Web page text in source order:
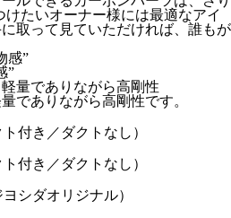
けたいオーナー様には最適なアイ
取って見ていただければ、誰もが
”
でありながら高剛性です。
付き／ダクトなし）
付き／ダクトなし）
シダオリジナル）